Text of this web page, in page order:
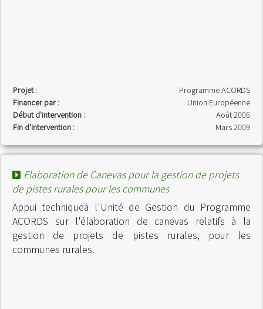
Projet :
Programme ACORDS
Financer par :
Union Européenne
Début d'intervention :
Août 2006
Fin d'intervention :
Mars 2009
Elaboration de Canevas pour la gestion de projets
de pistes rurales pour les communes
Appui techniqueà l'Unité de Gestion du Programme
ACORDS sur l'élaboration de canevas relatifs à la
gestion de projets de pistes rurales, pour les
communes rurales.